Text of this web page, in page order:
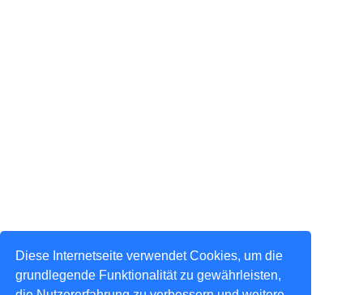
Diese Internetseite verwendet Cookies, um die
grundlegende Funktionalität zu gewährleisten,